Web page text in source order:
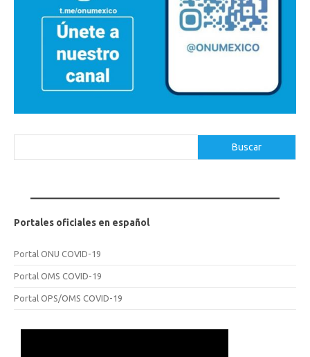
Buscar
Portales oficiales en español
Portal ONU COVID-19
Portal OMS COVID-19
Portal OPS/OMS COVID-19